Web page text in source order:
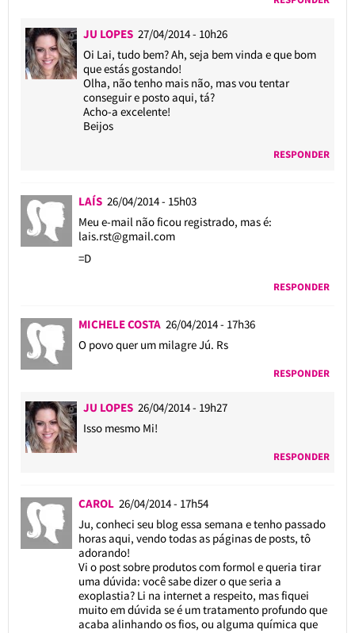
JU LOPES 27/04/2014 - 10h26
Oi Lai, tudo bem? Ah, seja bem vinda e que bom
que estás gostando!
Olha, não tenho mais não, mas vou tentar
conseguir e posto aqui, tá?
Acho-a excelente!
Beijos
RESPONDER
LAÍS 26/04/2014 - 15h03
Meu e-mail não ficou registrado, mas é:
lais.rst@gmail.com
=D
RESPONDER
MICHELE COSTA 26/04/2014 - 17h36
O povo quer um milagre Jú. Rs
RESPONDER
JU LOPES 26/04/2014 - 19h27
Isso mesmo Mi!
RESPONDER
CAROL 26/04/2014 - 17h54
Ju, conheci seu blog essa semana e tenho passado
horas aqui, vendo todas as páginas de posts, tô
adorando!
Vi o post sobre produtos com formol e queria tirar
uma dúvida: você sabe dizer o que seria a
exoplastia? Li na internet a respeito, mas fiquei
muito em dúvida se é um tratamento profundo que
acaba alinhando os fios, ou alguma química que